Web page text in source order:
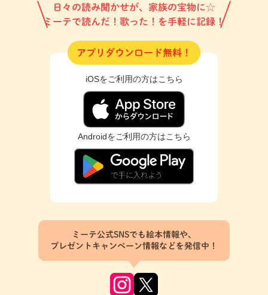
日々の読み聞かせが、家族の宝物に☆
ミーテで読んだ！歌った！を手軽に記録！
アプリダウンロード無料！
iOSをご利用の方はこちら
Androidをご利用の方はこちら
ミーテ公式SNSでも絵本情報や、
プレゼントキャンペーン情報などを発信中！